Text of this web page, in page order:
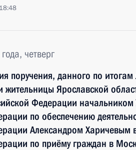
четверг
поручения, данного по
жительницы Ярославской
Федерации начальником
по обеспечению
Александром Харичевым
по приёму граждан в